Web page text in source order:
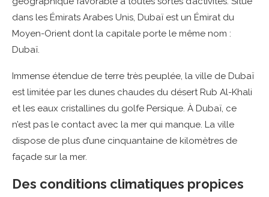
dans les Émirats Arabes Unis, Dubaï est un Émirat du
Moyen-Orient dont la capitale porte le même nom :
Dubaï.
Immense étendue de terre très peuplée, la ville de Dubaï
est limitée par les dunes chaudes du désert Rub Al-Khali
et les eaux cristallines du golfe Persique. À Dubaï, ce
n’est pas le contact avec la mer qui manque. La ville
dispose de plus d’une cinquantaine de kilomètres de
façade sur la mer.
Des conditions climatiques propices